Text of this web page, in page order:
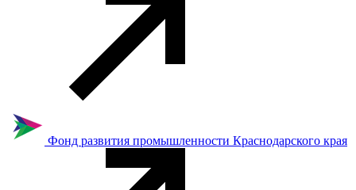
Фонд развития промышленности Краснодарского края